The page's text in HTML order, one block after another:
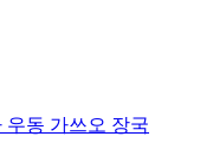
우동 가쓰오 장국